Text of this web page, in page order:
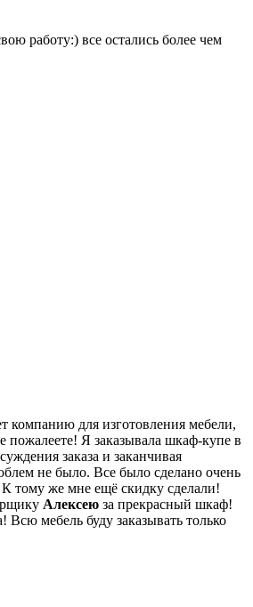
работу:) все остались более чем
компанию для изготовления мебели,
Я заказывала шкаф-купе в
заказа и заканчивая
не было. Все было сделано очень
тому же мне ещё скидку сделали!
Алексею за прекрасный шкаф!
Всю мебель буду заказывать только